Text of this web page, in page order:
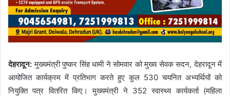
देहरादून:मुख्यमंत्री पुष्कर सिंह धामी ने सोमवार को मुख्य सेवक सदन, देहरादून में
आयोजित कार्यक्रम में प्रतिभाग करते हुए कुल 530 चयनित अभ्यर्थियों को
नियुक्ति पत्र वितरित किए। मुख्यमंत्री ने 352 स्वास्थ्य कार्यकर्ता (महिला